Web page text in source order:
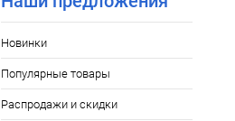
Новинки
Популярные товары
Распродажи и скидки